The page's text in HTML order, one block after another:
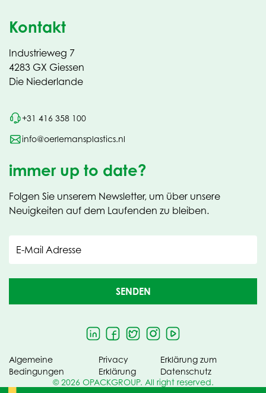
Kontakt
Industrieweg 7
4283 GX Giessen
Die Niederlande
+31 416 358 100
info@oerlemansplastics.nl
immer up to date?
Folgen Sie unserem Newsletter, um über unsere
Neuigkeiten auf dem Laufenden zu bleiben.
E-Mail Adresse
SENDEN
© 2026 OPACKGROUP. All right reserved.
Algemeine
Bedingungen
Privacy
Erklärung
Erklärung zum
Datenschutz